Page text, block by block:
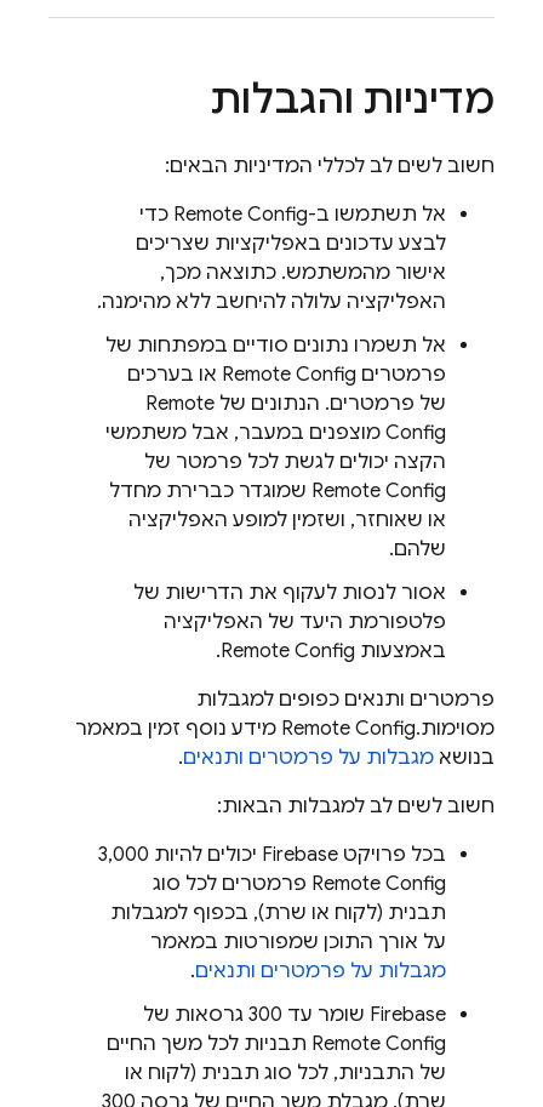
מדיניות והגבלות
חשוב לשים לב לכללי המדיניות הבאים:
אל תשתמשו ב-Remote Config כדי
לבצע עדכונים באפליקציות שצריכים
אישור מהמשתמש. כתוצאה מכך,
האפליקציה עלולה להיחשב ללא מהימנה.
אל תשמרו נתונים סודיים במפתחות של
פרמטרים Remote Config או בערכים
של פרמטרים. הנתונים של Remote
Config מוצפנים במעבר, אבל משתמשי
הקצה יכולים לגשת לכל פרמטר של
Remote Config שמוגדר כברירת מחדל
או שאוחזר, ושזמין למופע האפליקציה
שלהם.
אסור לנסות לעקוף את הדרישות של
פלטפורמת היעד של האפליקציה
באמצעות Remote Config
.
פרמטרים ותנאים כפופים למגבלות
מסוימות.Remote Config מידע נוסף זמין במאמר
בנושא מגבלות על פרמטרים ותנאים.
חשוב לשים לב למגבלות הבאות:
בכל פרויקט Firebase יכולים להיות 3,000
Remote Config פרמטרים לכל סוג
תבנית (לקוח או שרת), בכפוף למגבלות
על אורך התוכן שמפורטות במאמר
מגבלות על פרמטרים ותנאים.
‫Firebase שומר עד 300 גרסאות של
Remote Config תבניות לכל משך החיים
של התבניות, לכל סוג תבנית (לקוח או
שרת). מגבלת משך החיים של גרסה 300